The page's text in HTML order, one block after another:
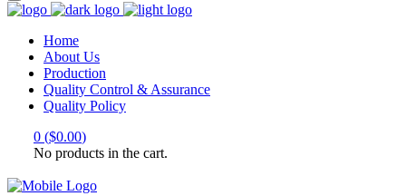
Home
About Us
Production
Quality Control & Assurance
Quality Policy
0 ($0.00)
No products in the cart.